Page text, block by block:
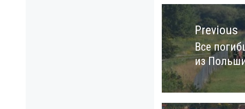
Навигация
по
записямPrevious
Previous
post:
Все
из